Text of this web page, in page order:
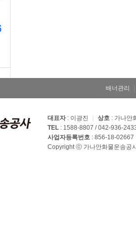
배너관리
대표자: 이광진 상호 : 가나안
TEL : 1588-8807 / 042-936-
사업자등록번호 : 856-18-02667
Copyright ⓒ 가나안화물운송공